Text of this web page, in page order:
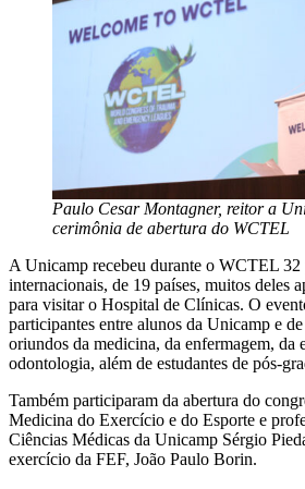
Paulo Cesar Montagner, reitor a
cerimônia de abertura do WCTEL
A Unicamp recebeu durante o WCTEL 32
internacionais, de 19 países, muitos deles
para visitar o Hospital de Clínicas. O
participantes entre alunos da Unicamp e
oriundos da medicina, da enfermagem, da
odontologia, além de estudantes de pós-
Também participaram da abertura do
Medicina do Exercício e do Esporte e
Ciências Médicas da Unicamp Sérgio
exercício da FEF, João Paulo Borin.